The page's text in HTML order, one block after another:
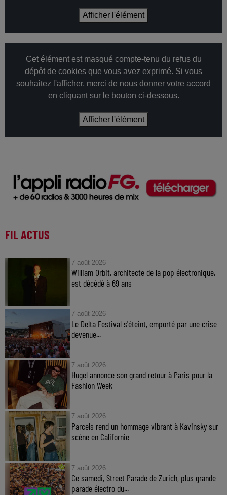
Afficher l'élément
Cet élément est masqué compte-tenu du refus du
dépôt de cookies que vous avez exprimé. Si vous
souhaitez l'afficher, merci de nous donner votre accord
en cliquant sur le bouton ci-dessous.
Afficher l'élément
FIL ACTUS
7 août 2026
William Orbit, architecte de la pop électronique,
est décédé à 69 ans
7 août 2026
Le Delta Festival s'éteint, emporté par une crise
devenue...
7 août 2026
Hugel annonce son grand retour à Paris pour la
Fashion Week
7 août 2026
Parcels rend un hommage vibrant à Kavinsky sur
scène en Californie
7 août 2026
Ce samedi, Street Parade de Zurich, plus grande
parade électro du...